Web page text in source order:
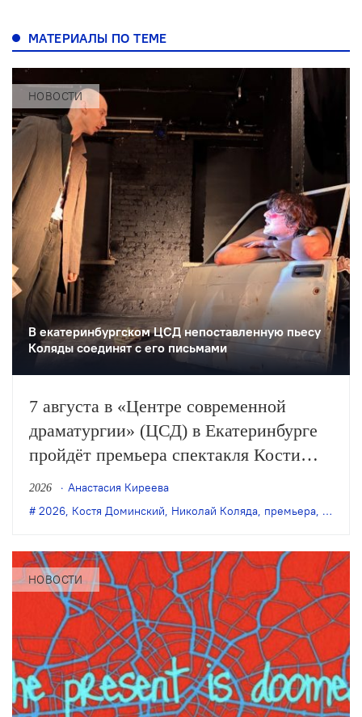
МАТЕРИАЛЫ ПО ТЕМЕ
НОВОСТИ
В екатеринбургском ЦСД непоставленную пьесу
Коляды соединят с его письмами
7 августа в «Центре современной
драматургии» (ЦСД) в Екатеринбурге
пройдёт премьера спектакля Кости
Доминского «Симонов и Кузнецов» по
одноимённой пьесе Николая Коляды.
2026
Анастасия Киреева
2026, Костя Доминский, Николай Коляда, премьера,
НОВОСТИ